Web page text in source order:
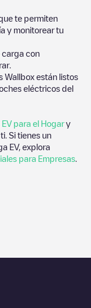
te permiten
y monitorear tu
carga con
Wallbox están listos
eléctricos del
para el Hogary
Si tienes un
EV, explora
para Empresas